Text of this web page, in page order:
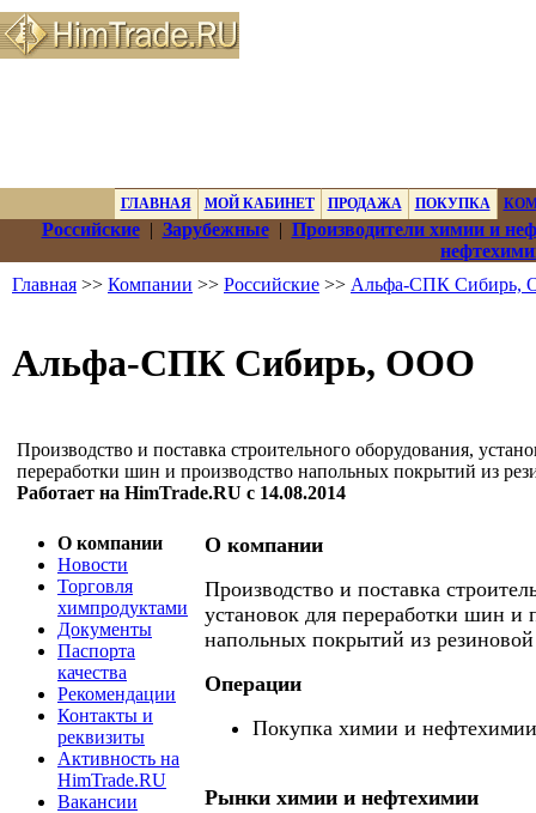
ГЛАВНАЯ МОЙ КАБИНЕТ ПРОДАЖА ПОКУПКА
Российские| Зарубежные| Производители химии и
Главная >> Компании >> Российские >> Альфа-СПК Сибирь,
Альфа-СПК Сибирь, ООО
Производство и поставка строительного оборудования,
переработки шин и производство напольных покрытий из
Работает на HimTrade.RU с 14.08.2014
О компании
Новости
Торговля
химпродуктами
Документы
Паспорта
качества
Рекомендации
Контакты и
реквизиты
Активность на
HimTrade.RU
Вакансии
О компании
Производство и поставка
установок для переработки шин и
напольных покрытий из
Операции
Покупка химии и нефтехимии
Рынки химии и нефтехимии